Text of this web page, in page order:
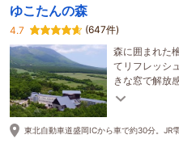
ゆこたんの森
4.7
(647件)
森に囲まれた
てリフレッシ
きな窓で解放
けます。また
東北自動車道盛岡ICから車で約30分。JR